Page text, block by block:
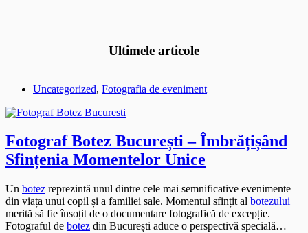
Ultimele articole
Uncategorized, Fotografia de eveniment
Fotograf Botez București – Îmbrățișând
Sfințenia Momentelor Unice
Un botez reprezintă unul dintre cele mai semnificative evenimente
din viața unui copil și a familiei sale. Momentul sfințit al botezului
merită să fie însoțit de o documentare fotografică de excepție.
Fotograful de botez din București aduce o perspectivă specială…